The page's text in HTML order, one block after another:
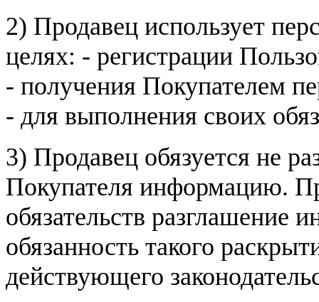
2) Продавец использует
целях: - регистрации
- получения Покупателем
- для выполнения своих
3) Продавец обязуется не
Покупателя информацию.
обязательств разглашение
обязанность такого
действующего